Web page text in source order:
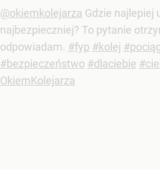
@okiemkolejarza Gdzie najlepiej
najbezpieczniej? To pytanie
odpowiadam. #fyp #kolej
#bezpieczeństwo #dlaciebie
OkiemKolejarza